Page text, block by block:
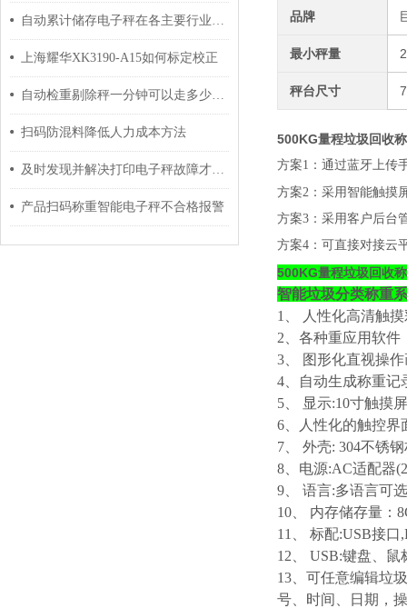
自动累计储存电子秤在各主要行业中的具体应用分享
上海耀华XK3190-A15如何标定校正
自动检重剔除秤一分钟可以走多少件？巨鼎天衡工程师为您解答
扫码防混料降低人力成本方法
及时发现并解决打印电子秤故障才能确保称重的准确性
产品扫码称重智能电子秤不合格报警
品牌
最小秤量
秤台尺寸
500KG量程垃圾回收
方案1：通过蓝牙上传
方案2：采用智能触摸
方案3：采用客户后台
方案4：可直接对接云
500KG量程垃圾回收
智能垃圾分类称重
1、
人性化高清触
2、各种重应用软件
3、 图形化直视操
4、自动生成称重记
5、 显示:10寸触摸
6、人性化的触控界
7、 外壳: 304不锈
8、电源:AC适配器
9、 语言:多语言可
10、 内存储存量：
11、 标配:USB接口
12、 USB:键盘、
13、可任意编辑垃
号、时间、日期，